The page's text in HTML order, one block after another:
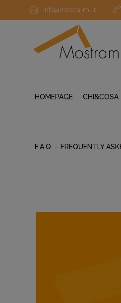
info@mostra-mi.it
HOMEPAGE CHI&COSA
F.A.Q. – FREQUENTLY